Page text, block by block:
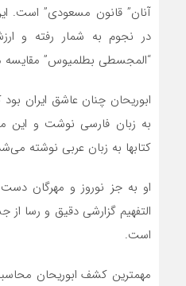
آنان” قانون مسعودی” است.
در نجوم به شمار رفته و
“المجسطی بطلمیوس”
ابوریحان چنان عاشق ایران بود
به زبان فارسی نوشت و این
کتاب­ها به زبان عربی نوشته
او به جز نوروز و مهرگان
التفهیم گزارشی دقیق و رسا
است.
مهمترین کشف ابوریحان